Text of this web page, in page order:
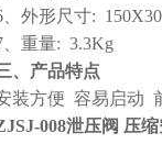
、外形尺寸:
、重量: 3.3Kg
、产品特点
装方便 容易启动
008泄压阀 压